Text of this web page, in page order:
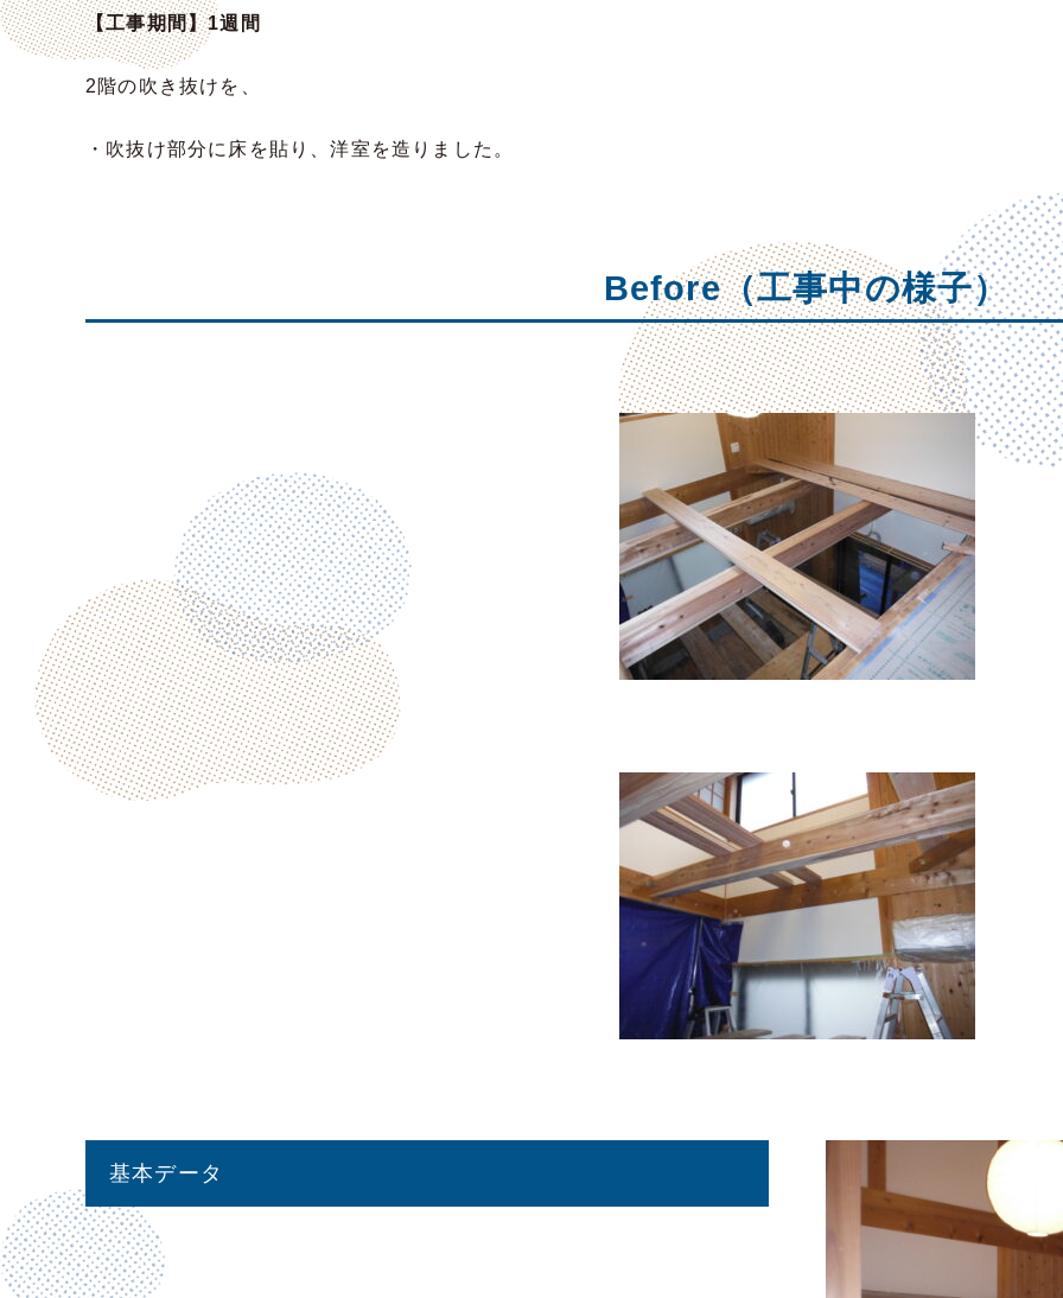
【工事期間】1週間
2階の吹き抜けを、
・吹抜け部分に床を貼り、洋室を造りました。
Before（工事中の様子）
基本データ